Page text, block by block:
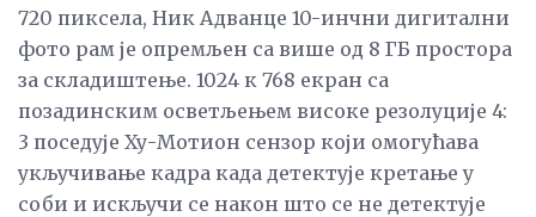
720 пиксела, Ник Адванце 10-инчни дигитални
фото рам је опремљен са више од 8 ГБ простора
за складиштење. 1024 к 768 екран са
позадинским осветљењем високе резолуције 4:
3 поседује Ху-Мотион сензор који омогућава
укључивање кадра када детектује кретање у
соби и искључи се након што се не детектује